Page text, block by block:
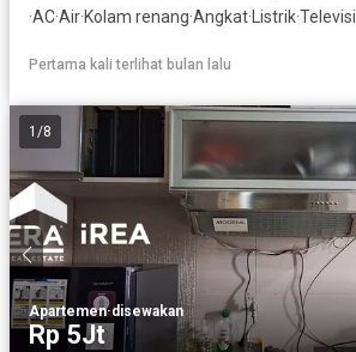
·AC·Air·Kolam renang·Angkat·Listrik·Televisi
Pertama kali terlihat bulan lalu
1 /8
Apartemen·disewakan
Rp 5Jt